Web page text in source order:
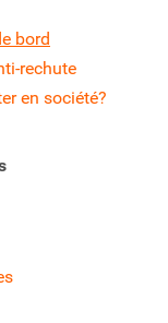
bord
rechute
en société?